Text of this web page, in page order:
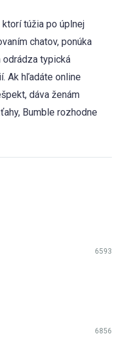
túžia po úplnej
chatov, ponúka
odrádza typická
Ak hľadáte online
dáva ženám
Bumble rozhodne
6593
6856